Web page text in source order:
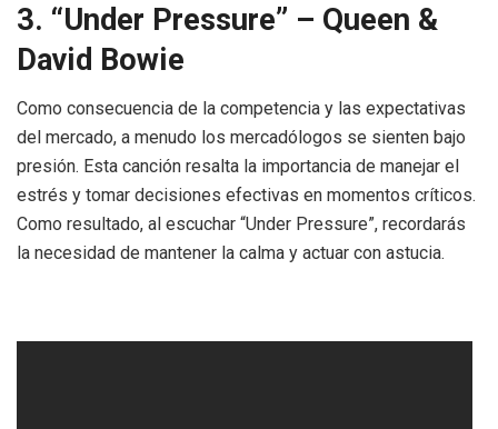
3. “Under Pressure” – Queen &
David Bowie
Como consecuencia de la competencia y las expectativas
del mercado, a menudo los mercadólogos se sienten bajo
presión. Esta canción resalta la importancia de manejar el
estrés y tomar decisiones efectivas en momentos críticos.
Como resultado, al escuchar “Under Pressure”, recordarás
la necesidad de mantener la calma y actuar con astucia.